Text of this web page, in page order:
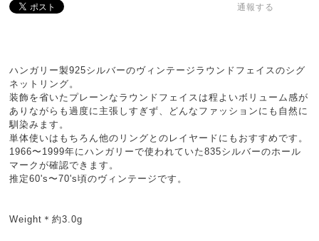
通報する
ハンガリー製925シルバーのヴィンテージラウンドフェイスのシグ
ネットリング。
装飾を省いたプレーンなラウンドフェイスは程よいボリューム感が
ありながらも過度に主張しすぎず、どんなファッションにも自然に
馴染みます。
単体使いはもちろん他のリングとのレイヤードにもおすすめです。
1966〜1999年にハンガリーで使われていた835シルバーのホール
マークが確認できます。
推定60's〜70's頃のヴィンテージです。
Weight＊約3.0g